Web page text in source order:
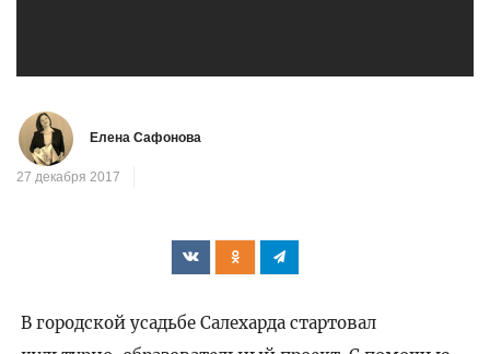
Елена Сафонова
27 декабря 2017
В городской усадьбе Салехарда стартовал